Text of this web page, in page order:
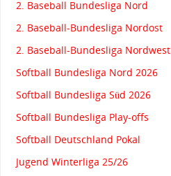
2. Baseball Bundesliga Nord
2. Baseball-Bundesliga Nordost
2. Baseball-Bundesliga Nordwest
Softball Bundesliga Nord 2026
Softball Bundesliga Süd 2026
Softball Bundesliga Play-offs
Softball Deutschland Pokal
Jugend Winterliga 25/26